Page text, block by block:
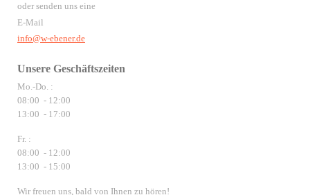
oder senden uns eine
E-Mail
info@w-ebener.de
Unsere Geschäftszeiten
Mo.-Do. :
08:00 - 12:00
13:00 - 17:00
Fr. :
08:00 - 12:00
13:00 - 15:00
Wir freuen uns, bald von Ihnen zu hören!